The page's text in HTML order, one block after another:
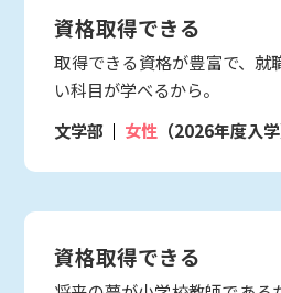
資格取得できる
取得できる資格が豊富で、就
い科目が学べるから。
文学部
女性 （2026年度入学
資格取得できる